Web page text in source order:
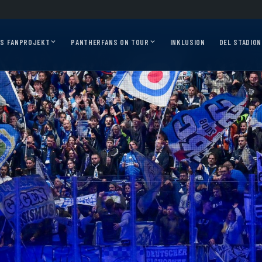
FANPROJEKT PANTHERFANS ON TOUR INKLUSION DEL
2026/27?